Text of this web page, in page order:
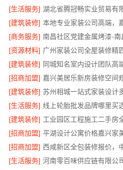
[生活服务]
[建筑装修]
[商务服务] 南昌社区党建金属烤漆-南
[资源材料]
[建筑装修]
[招商加盟]
[建筑装修] 苏州相城一站式家装设计
[生活服务]
[建筑装修]
[招商加盟]
[招商加盟]
[生活服务]